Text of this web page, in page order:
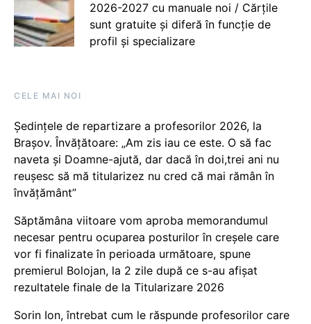
2026-2027 cu manuale noi / Cărțile
sunt gratuite și diferă în funcție de
profil și specializare
CELE MAI NOI
Ședințele de repartizare a profesorilor 2026, la
Brașov. Învățătoare: „Am zis iau ce este. O să fac
naveta și Doamne-ajută, dar dacă în doi,trei ani nu
reușesc să mă titularizez nu cred că mai rămân în
învățământ”
Săptămâna viitoare vom aproba memorandumul
necesar pentru ocuparea posturilor în creșele care
vor fi finalizate în perioada următoare, spune
premierul Bolojan, la 2 zile după ce s-au afișat
rezultatele finale de la Titularizare 2026
Sorin Ion, întrebat cum le răspunde profesorilor care